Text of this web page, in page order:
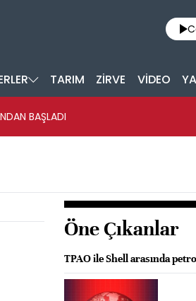
TARIM ZİRVE VİDEO
BAŞLADI
Öne Çıkanlar
TPAO ile Shell arasında